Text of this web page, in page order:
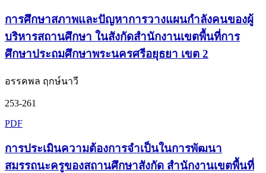
การศึกษาสภาพและปัญหาการวางแผนกำลังคนของผู้
บริหารสถานศึกษา ในสังกัดสำนักงานเขตพื้นที่การ
ศึกษาประถมศึกษาพระนครศรีอยุธยา เขต 2
อรรคพล ฤกษ์นาวี
253-261
PDF
การประเมินความต้องการจำเป็นในการพัฒนา
สมรรถนะครูของสถานศึกษาสังกัด สำนักงานเขตพื้นที่